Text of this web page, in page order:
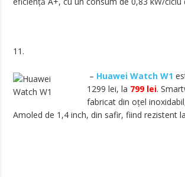
11.
– Huawei Watch W1
1299 lei, la 799 lei.
fabricat din oțel
Amoled de 1,4 inch, din safir, fiind rezistent